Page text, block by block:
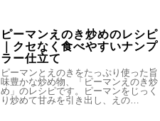
ピーマンえのき炒めのレシピ
｜クセなく食べやすいナンプ
ラー仕立て
ピーマンとえのきをたっぷり使った旨
味豊かな炒め物、「ピーマンえのき炒
め」のレシピです。ピーマンをじっく
り炒めて甘みを引き出し、えの…